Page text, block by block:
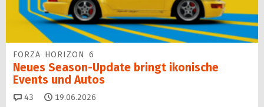
FORZA HORIZON 6
Neues Season-Update bringt ikonische
Events und Autos
43 Kommentare
19.06.2026